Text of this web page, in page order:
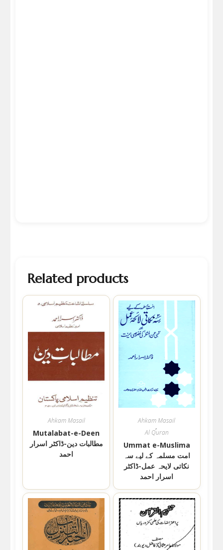
Related products
Ahkam Masail
Mutalabat-e-Deen
مطالبات دین-ڈاکٹر اسرار
احمد
Ahkam Masail
,
Al Quran
Ummat e-Muslima
امت مسلمہ کے لیے سہ
نکاتی لایحہ عمل-ڈاکٹر
اسرار احمد